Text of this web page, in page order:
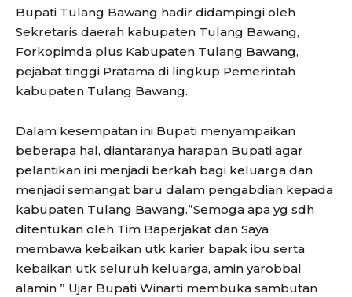
Bupati Tulang Bawang hadir didampingi oleh
Sekretaris daerah kabupaten Tulang Bawang,
Forkopimda plus Kabupaten Tulang Bawang,
pejabat tinggi Pratama di lingkup Pemerintah
kabupaten Tulang Bawang.
Dalam kesempatan ini Bupati menyampaikan
beberapa hal, diantaranya harapan Bupati agar
pelantikan ini menjadi berkah bagi keluarga dan
menjadi semangat baru dalam pengabdian kepada
kabupaten Tulang Bawang.”Semoga apa yg sdh
ditentukan oleh Tim Baperjakat dan Saya
membawa kebaikan utk karier bapak ibu serta
kebaikan utk seluruh keluarga, amin yarobbal
alamin ” Ujar Bupati Winarti membuka sambutan